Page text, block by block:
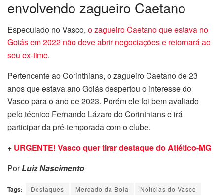
envolvendo zagueiro Caetano
Especulado no Vasco, o zagueiro Caetano que estava no
Goiás em 2022 não deve abrir negociações e retornará ao
seu ex-time.
Pertencente ao Corinthians, o zagueiro Caetano de 23
anos que estava ano Goiás despertou o interesse do
Vasco para o ano de 2023. Porém ele foi bem avaliado
pelo técnico Fernando Lázaro do Corinthians e irá
participar da pré-temporada com o clube.
+ URGENTE! Vasco quer tirar destaque do Atlético-MG
PorLuiz Nascimento
Tags: Destaques Mercado da Bola
Notícias do Vasco